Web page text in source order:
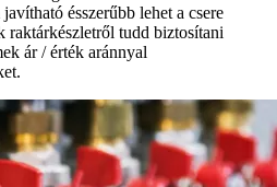
ésszerűbb lehet a csere
raktárkészletről tudd biztosítani
ár / érték aránnyal